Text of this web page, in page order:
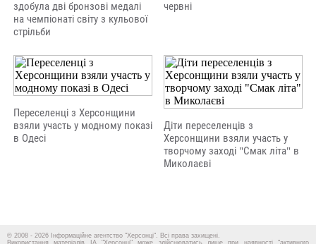
здобула дві бронзові медалі
на чемпіонаті світу з кульової
стрільби
червні
Переселенці з Херсонщини
взяли участь у модному показі
в Одесі
Діти переселенців з
Херсонщини взяли участь у
творчому заході "Смак літа" в
Миколаєві
© 2008 - 2026 Інформаційне агентство "Херсонці". Всі права захищені.
Використання матеріалів ІА "Херсонці" може здійснюватись лише при наявності "активного